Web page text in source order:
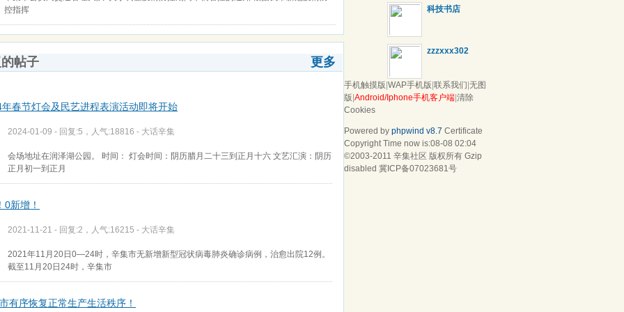
控指挥
更多
帖子
年春节灯会及民艺进程表演活动即将开始
2024-01-09 - 回复:5，人气:18816 - 大话辛集
会场地址在润泽湖公园。 时间： 灯会时间：阴历腊月二十三到正月十六 文艺汇演：阴历
正月初一到正月
0新增！
2021-11-21 - 回复:2，人气:16215 - 大话辛集
2021年11月20日0—24时，辛集市无新增新型冠状病毒肺炎确诊病例，治愈出院12例。
截至11月20日24时，辛集市
有序恢复正常生产生活秩序！
科技书店
zzzxxx302
手机触摸版|WAP手机版|联系我们|无图
版|Android/Iphone手机客户端|清除
Cookies
Powered by phpwind v8.7 Certificate
Copyright Time now is:08-08 02:04
©2003-2011 辛集社区 版权所有 Gzip
disabled 冀ICP备07023681号